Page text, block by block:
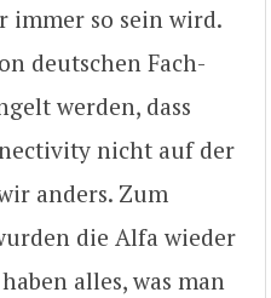
immer so sein wird.
deutschen Fach-
werden, dass
nicht auf der
anders. Zum
die Alfa wieder
alles, was man